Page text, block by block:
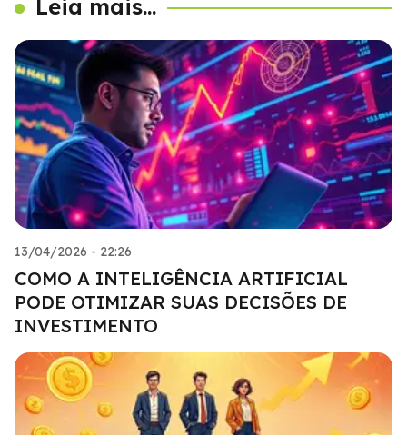
Leia mais...
13/04/2026 - 22:26
COMO A INTELIGÊNCIA ARTIFICIAL
PODE OTIMIZAR SUAS DECISÕES DE
INVESTIMENTO